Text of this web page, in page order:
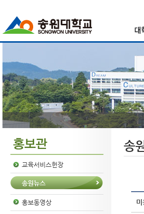
교육서비스헌장
송원뉴스
홍보동영상
송